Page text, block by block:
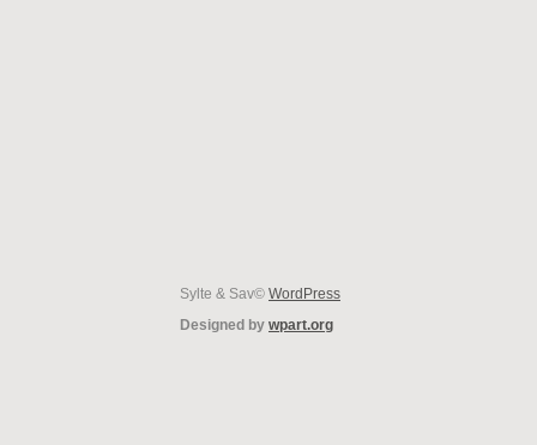
Sylte & Sav© WordPress
Designed by wpart.org